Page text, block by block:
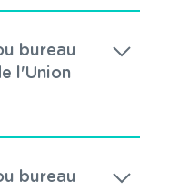
bureau
l'Union
bureau